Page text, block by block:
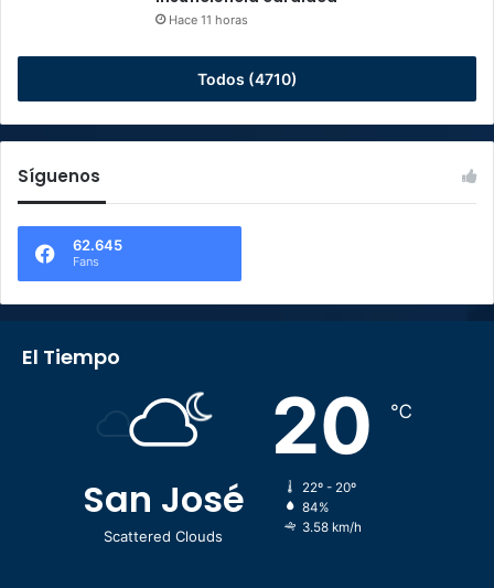
Hace 11 horas
Todos (4710)
Síguenos
62.645
Fans
El Tiempo
San José
Scattered Clouds
20 ℃
22º - 20º
84%
3.58 km/h